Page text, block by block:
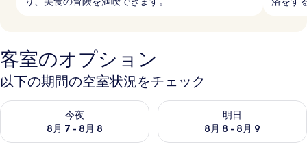
客室のオプション
以下の期間の空室状況をチェック
今夜
8月 7 - 8月 8
今夜 8月 7 - 8月 8 の空室状況をチェック
明日
8月 8 - 8月 9
明日 8月 8 - 8月 9 の空室状況